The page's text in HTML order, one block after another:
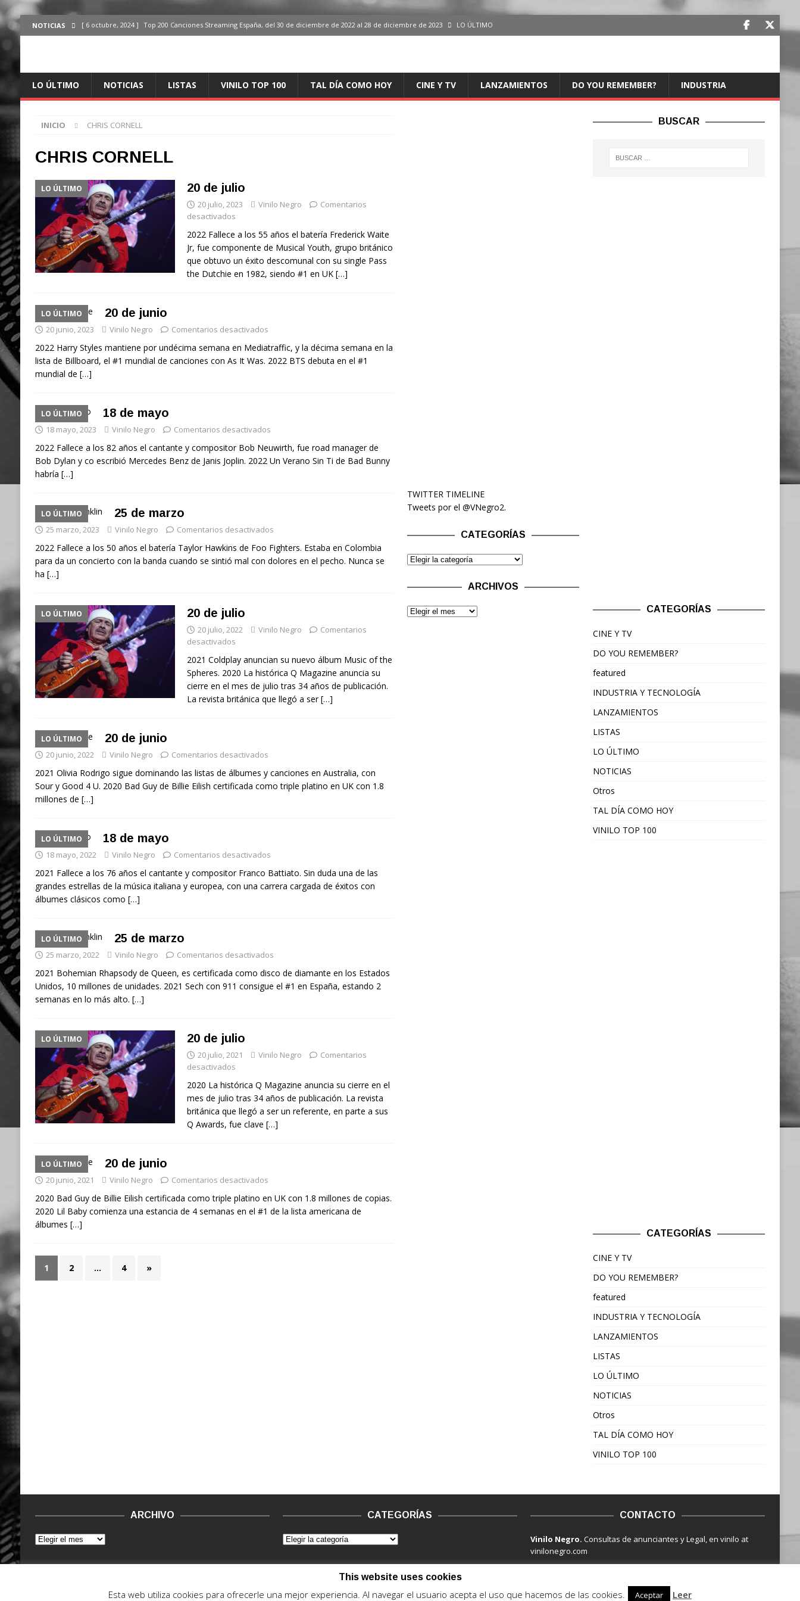
NOTICIAS [ 6 octubre, 2024 ] Top 200 Canciones Streaming España, del 30 de diciembre de 2022 al 28 de diciembre de 2023 LO ÚLTIMO
ÚLTIMO
ÚLTIMO
LO ÚLTIMO NOTICIAS LISTAS VINILO TOP 100 TAL DÍA COMO HOY CINE Y TV LANZAMIENTOS DO YOU REMEMBER? INDUSTRIA
INICIO CHRIS CORNELL
CHRIS CORNELL
LO ÚLTIMO 20 de julio
20 julio, 2023 Vinilo Negro
Comentarios
desactivados
2022 Fallece a los 55 años el batería Frederick Waite
Jr, fue componente de Musical Youth, grupo británico
que obtuvo un éxito descomunal con su single Pass
the Dutchie en 1982, siendo #1 en UK […]
LO ÚLTIMO 20 de junio
20 junio, 2023 Vinilo Negro Comentarios desactivados
2022 Harry Styles mantiene por undécima semana en Mediatraffic, y la décima semana en la
lista de Billboard, el #1 mundial de canciones con As It Was. 2022 BTS debuta en el #1
mundial de […]
LO ÚLTIMO 18 de mayo
18 mayo, 2023 Vinilo Negro Comentarios desactivados
2022 Fallece a los 82 años el cantante y compositor Bob Neuwirth, fue road manager de
Bob Dylan y co escribió Mercedes Benz de Janis Joplin. 2022 Un Verano Sin Ti de Bad Bunny
habría […]
LO ÚLTIMO 25 de marzo
25 marzo, 2023 Vinilo Negro Comentarios desactivados
2022 Fallece a los 50 años el batería Taylor Hawkins de Foo Fighters. Estaba en Colombia
para da un concierto con la banda cuando se sintió mal con dolores en el pecho. Nunca se
ha […]
LO ÚLTIMO 20 de julio
20 julio, 2022 Vinilo Negro
Comentarios
desactivados
2021 Coldplay anuncian su nuevo álbum Music of the
Spheres. 2020 La histórica Q Magazine anuncia su
cierre en el mes de julio tras 34 años de publicación.
La revista británica que llegó a ser[…]
LO ÚLTIMO 20 de junio
20 junio, 2022 Vinilo Negro Comentarios desactivados
2021 Olivia Rodrigo sigue dominando las listas de álbumes y canciones en Australia, con
Sour y Good 4 U. 2020 Bad Guy de Billie Eilish certificada como triple platino en UK con 1.8
millones de […]
LO ÚLTIMO 18 de mayo
18 mayo, 2022 Vinilo Negro Comentarios desactivados
2021 Fallece a los 76 años el cantante y compositor Franco Battiato. Sin duda una de las
grandes estrellas de la música italiana y europea, con una carrera cargada de éxitos con
álbumes clásicos como […]
LO ÚLTIMO 25 de marzo
25 marzo, 2022 Vinilo Negro Comentarios desactivados
2021 Bohemian Rhapsody de Queen, es certificada como disco de diamante en los Estados
Unidos, 10 millones de unidades. 2021 Sech con 911 consigue el #1 en España, estando 2
semanas en lo más alto. […]
LO ÚLTIMO 20 de julio
20 julio, 2021 Vinilo Negro
Comentarios
desactivados
2020 La histórica Q Magazine anuncia su cierre en el
mes de julio tras 34 años de publicación. La revista
británica que llegó a ser un referente, en parte a sus
Q Awards, fue clave […]
LO ÚLTIMO 20 de junio
20 junio, 2021 Vinilo Negro Comentarios desactivados
2020 Bad Guy de Billie Eilish certificada como triple platino en UK con 1.8 millones de copias.
2020 Lil Baby comienza una estancia de 4 semanas en el #1 de la lista americana de
álbumes […]
1 2 … 4 »
TWITTER TIMELINE
Tweets por el @VNegro2.
CATEGORÍAS
ARCHIVOS
BUSCAR
CATEGORÍAS
CINE Y TV
DO YOU REMEMBER?
featured
INDUSTRIA Y TECNOLOGÍA
LANZAMIENTOS
LISTAS
LO ÚLTIMO
NOTICIAS
Otros
TAL DÍA COMO HOY
VINILO TOP 100
CATEGORÍAS
CINE Y TV
DO YOU REMEMBER?
featured
INDUSTRIA Y TECNOLOGÍA
LANZAMIENTOS
LISTAS
LO ÚLTIMO
NOTICIAS
Otros
TAL DÍA COMO HOY
VINILO TOP 100
ARCHIVO CATEGORÍAS CONTACTO
Vinilo Negro.Consultas de anunciantes y Legal, en vinilo at
vinilonegro.com
This website uses cookies
Esta web utiliza cookies para ofrecerle una mejor experiencia. Al navegar el usuario acepta el uso que hacemos de las cookies. Aceptar Leer